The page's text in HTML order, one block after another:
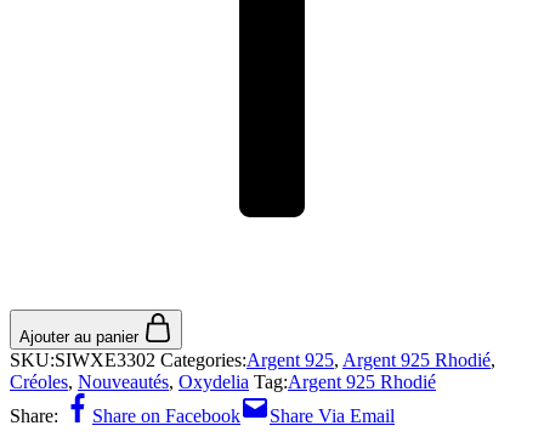
Ajouter au panier
SKU:SIWXE3302 Categories:Argent 925, Argent 925 Rhodié,
Créoles, Nouveautés, Oxydelia Tag:Argent 925 Rhodié
Share:
Share on Facebook
Share Via Email